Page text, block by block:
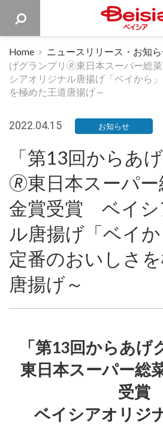
Home ニュースリリース・お知
げグランプリ🄬東日本スーパー総
シアオリジナル唐揚げ「ベイから
を極めた王道唐揚げ～
2022.04.15 お知らせ
「第13回からあ
🄬東日本スーパー
金賞受賞 ベイシ
ル唐揚げ「ベイ
定番のおいしさ
唐揚げ～
「第13回からあ
東日本スーパー総
受賞
ベイシアオリジ